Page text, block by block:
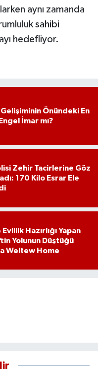
aynı zamanda
sahibi
hedefliyor.
Önündeki En
İmar mı?
Zehir Tacirlerine Göz
170 Kilo Esrar Ele
Hazırlığı Yapan
Yolunun Düştüğü
Weltew Home